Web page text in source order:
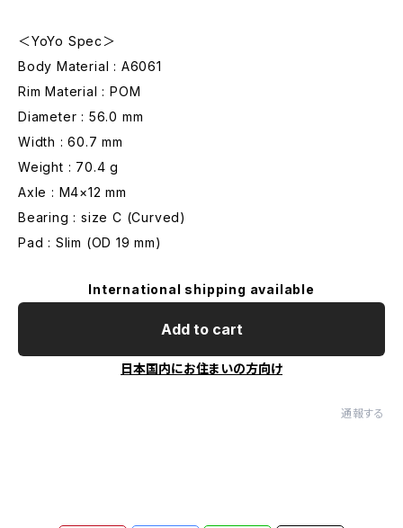
＜YoYo Spec＞
Body Material : A6061
Rim Material : POM
Diameter : 56.0 mm
Width : 60.7 mm
Weight : 70.4 g
Axle : M4×12 mm
Bearing : size C (Curved)
Pad : Slim (OD 19 mm)
International shipping available
Add to cart
日本国内にお住まいの方向け
通報する